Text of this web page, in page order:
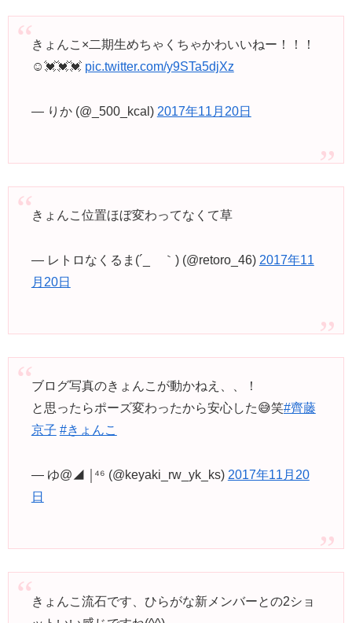
きょんこ×二期生めちゃくちゃかわいいねー！！！
☺️💓💓💓 pic.twitter.com/y9STa5djXz
— りか (@_500_kcal) 2017年11月20日
きょんこ位置ほぼ変わってなくて草
— レトロなくるま(´_ゝ｀) (@retoro_46) 2017年11
月20日
ブログ写真のきょんこが動かねえ、、！
と思ったらポーズ変わったから安心した😅笑#齊藤
京子 #きょんこ
— ゆ@◢ ￨⁴⁶ (@keyaki_rw_yk_ks) 2017年11月20
日
きょんこ流石です、ひらがな新メンバーとの2ショ